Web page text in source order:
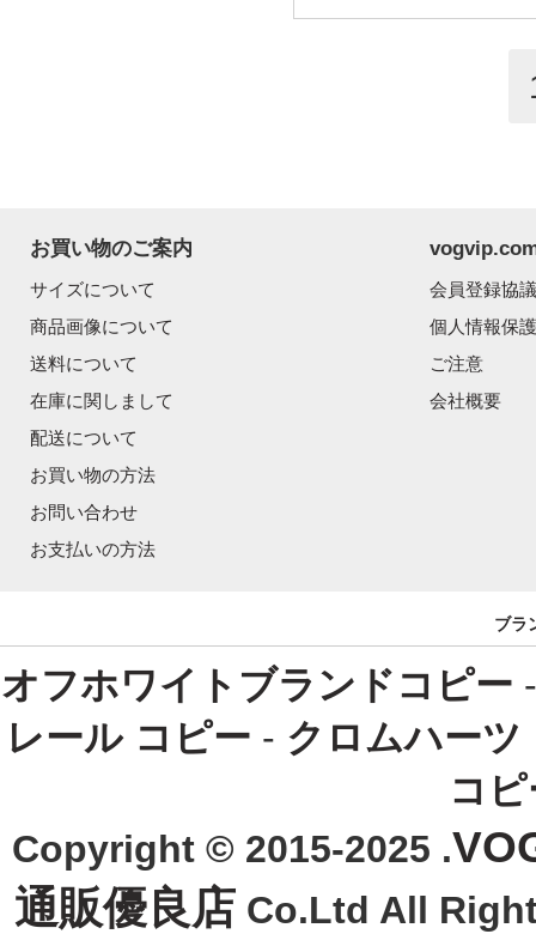
お買い物のご案内
サイズについて
商品画像について
送料について
在庫に関しまして
配送について
お買い物の方法
お問い合わせ
お支払いの方法
会員登録協
個人情報保
ご注意
会社概要
ブラ
オフホワイトブランドコピー
レール コピー - クロムハーツ
コ
Copyright © 2015-2025 .
通販優良店 Co.Ltd All